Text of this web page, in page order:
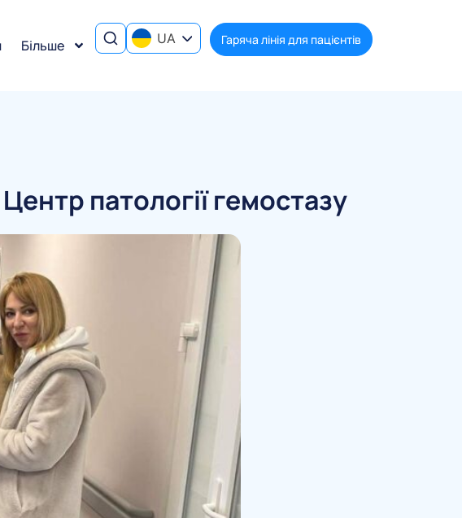
Більше UA Гаряча лінія для пацієнтів
патології гемостазу